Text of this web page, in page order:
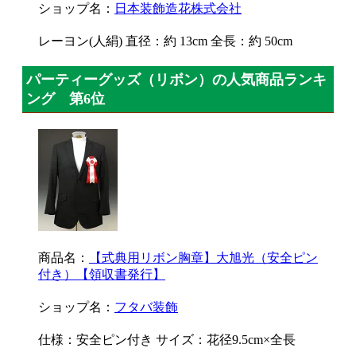
ショップ名： 日本装飾造花株式会社
レーヨン(人絹) 直径：約 13cm 全長：約 50cm
パーティーグッズ（リボン）の人気商品ランキ
ング 第6位
商品名：
【式典用リボン胸章】大旭光（安全ピン
付き）【領収書発行】
ショップ名： フタバ装飾
仕様：安全ピン付き サイズ：花径9.5cm×全長